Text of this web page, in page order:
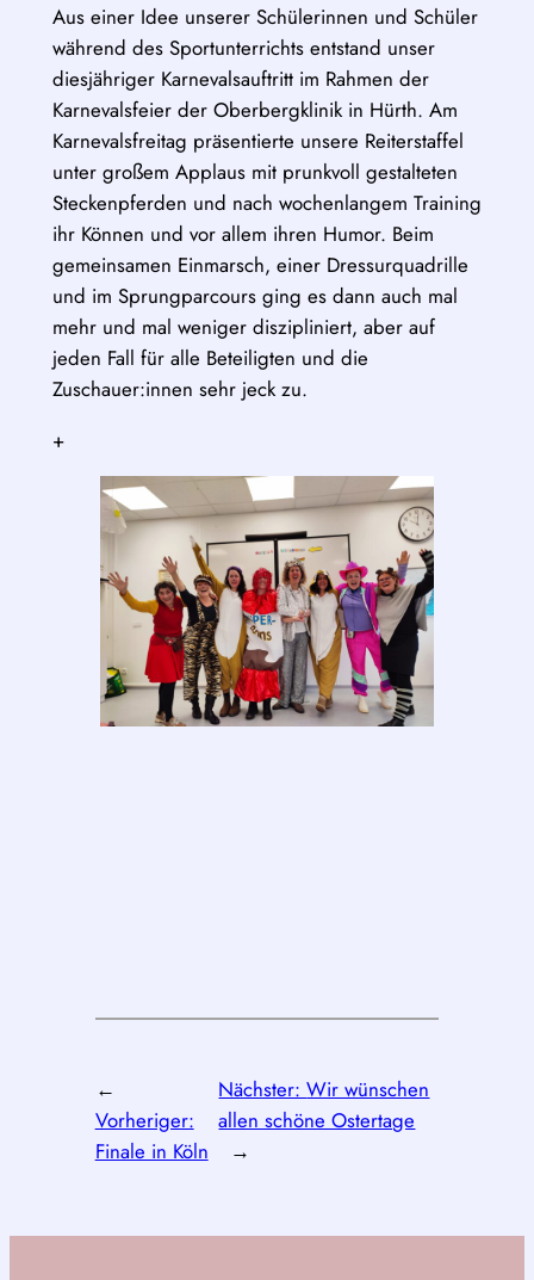
Aus einer Idee unserer Schülerinnen und Schüler
während des Sportunterrichts entstand unser
diesjähriger Karnevalsauftritt im Rahmen der
Karnevalsfeier der Oberbergklinik in Hürth. Am
Karnevalsfreitag präsentierte unsere Reiterstaffel
unter großem Applaus mit prunkvoll gestalteten
Steckenpferden und nach wochenlangem Training
ihr Können und vor allem ihren Humor. Beim
gemeinsamen Einmarsch, einer Dressurquadrille
und im Sprungparcours ging es dann auch mal
mehr und mal weniger diszipliniert, aber auf
jeden Fall für alle Beteiligten und die
Zuschauer:innen sehr jeck zu.
+
←
Vorheriger:
Finale in Köln
Nächster:Wir wünschen
allen schöne Ostertage
→